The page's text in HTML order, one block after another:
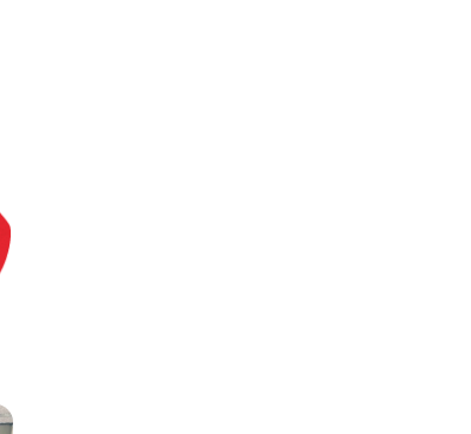
as eleições 2026 durante 27ª Plenária Nacional